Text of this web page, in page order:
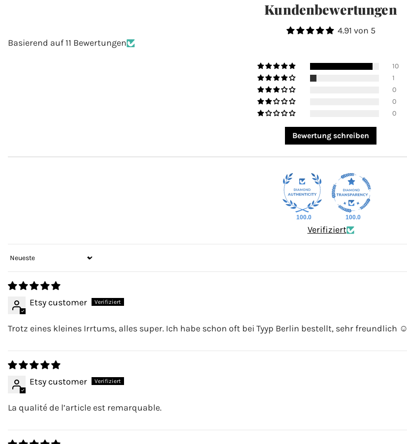
Kundenbewertungen
4.91 von 5
Basierend auf 11 Bewertungen
10
1
0
0
0
Bewertung schreiben
100.0 100.0
Verifiziert
Sort by
Etsy customer
Trotz eines kleines Irrtums, alles super. Ich habe schon oft bei Tyyp Berlin bestellt, sehr freundlich ☺️
Etsy customer
La qualité de l’article est remarquable.